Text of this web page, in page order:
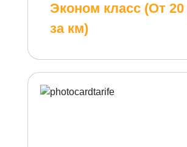
Эконом класс (От 20
за км)